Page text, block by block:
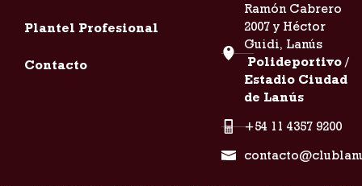
Plantel Profesional
Contacto
Ramón Cabrero
2007 y Héctor
Guidi, Lanús
Polideportivo /
Estadio Ciudad
de Lanús
+54 11 4357 9200